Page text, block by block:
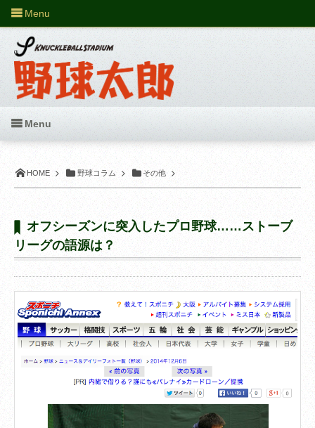
HOME 野球コラム その他
オフシーズンに突入したプロ野球……ストーブ
リーグの語源は？
Menu
Menu